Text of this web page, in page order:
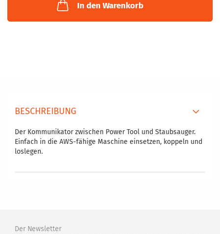
In den Warenkorb
BESCHREIBUNG
Der Kommunikator zwischen Power Tool und Staubsauger.
Einfach in die AWS-fähige Maschine einsetzen, koppeln und
loslegen.
Der Newsletter